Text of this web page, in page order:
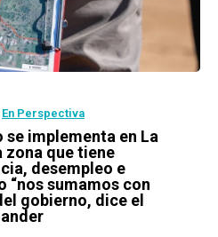
En Perspectiva
implementa en La
zona que tiene
desempleo e
“nos sumamos con
gobierno, dice el